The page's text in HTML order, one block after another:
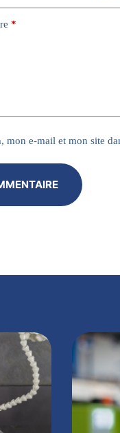
*
mon e-mail et mon site